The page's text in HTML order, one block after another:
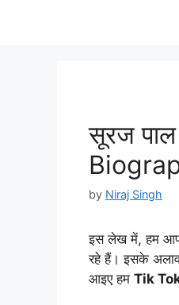
सूरज
by Niraj Singh
इस लेख में, हम
रहे हैं। इसके
आइए हम Tik